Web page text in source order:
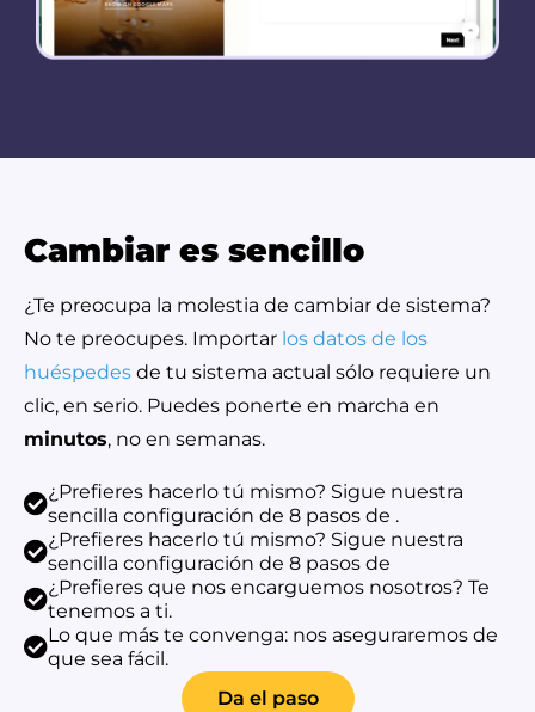
Cambiar es sencillo
¿Te preocupa la molestia de cambiar de sistema?
No te preocupes. Importar los datos de los
huéspedes de tu sistema actual sólo requiere un
clic, en serio. Puedes ponerte en marcha en
minutos, no en semanas.
¿Prefieres hacerlo tú mismo? Sigue nuestra
sencilla configuración de 8 pasos de .
¿Prefieres hacerlo tú mismo? Sigue nuestra
sencilla configuración de 8 pasos de
¿Prefieres que nos encarguemos nosotros? Te
tenemos a ti.
Lo que más te convenga: nos aseguraremos de
que sea fácil.
Da el paso